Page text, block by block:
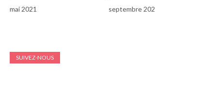
mai 2021
septembre 202
SUIVEZ-NOUS